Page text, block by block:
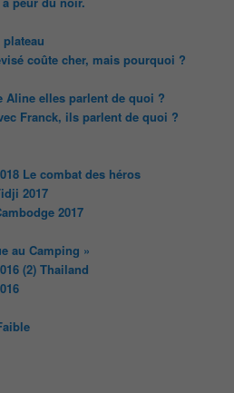
plateau
coûte cher, mais pourquoi ?
Aline elles parlent de quoi ?
Franck, ils parlent de quoi ?
Le combat des héros
2017
2017
au Camping »
(2) Thailand